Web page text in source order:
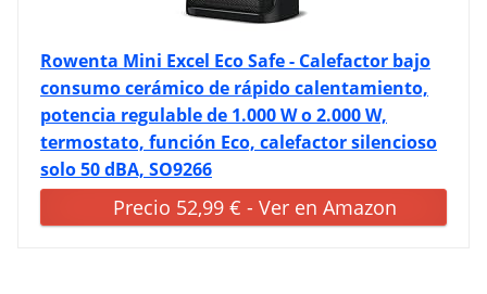
Rowenta Mini Excel Eco Safe - Calefactor bajo
consumo cerámico de rápido calentamiento,
potencia regulable de 1.000 W o 2.000 W,
termostato, función Eco, calefactor silencioso
solo 50 dBA, SO9266
Precio 52,99 € - Ver en Amazon